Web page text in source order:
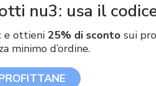
, tipologia che si contraddistingue
110 Satin Hair 1 èuna spazzola
piccoledi capelli dove ci sia
o ciuffetti.
nu3: usa il
e ottieni 25% di sconto sui
minimo d’ordine.